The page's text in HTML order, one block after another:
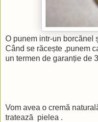
O punem intr-un borcănel
Când se răcește ,punem
un termen de garanție de
Vom avea o cremă
tratează pielea .